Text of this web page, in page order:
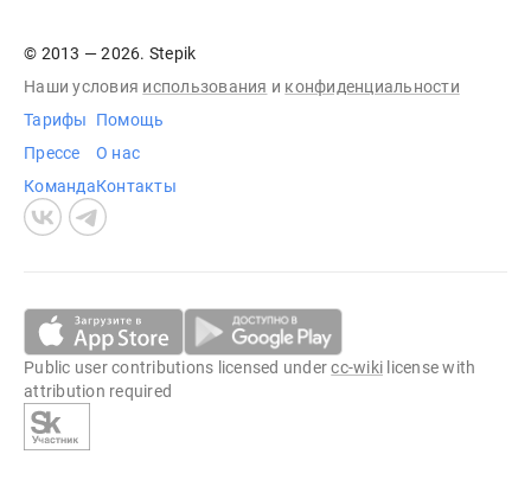
© 2013 — 2026. Stepik
Наши условия использования и конфиденциальности
Тарифы
Прессе
Команда
Помощь
О нас
Контакты
Public user contributions licensed undercc-wiki license with
attribution required